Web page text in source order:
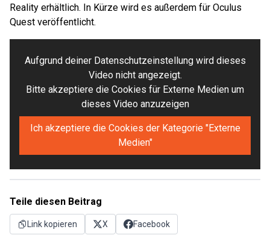
Reality erhältlich. In Kürze wird es außerdem für Oculus
Quest veröffentlicht.
Aufgrund deiner Datenschutzeinstellung wird dieses
Video nicht angezeigt.
Bitte akzeptiere die Cookies für Externe Medien um
dieses Video anzuzeigen
Ich akzeptiere die Cookies der Kategorie "Externe
Medien"
Teile diesen Beitrag
Link kopieren X Facebook